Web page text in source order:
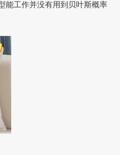
能工作并没有用到贝叶斯概率